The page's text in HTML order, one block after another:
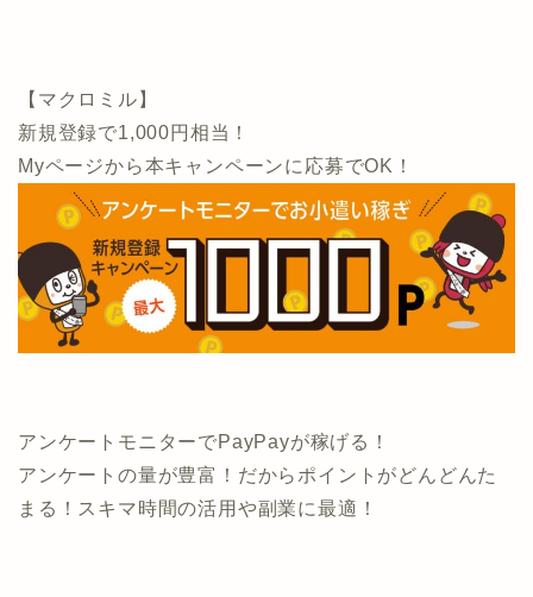
【マクロミル】
新規登録で1,000円相当！
Myページから本キャンペーンに応募でOK！
アンケートモニターでPayPayが稼げる！
アンケートの量が豊富！だからポイントがどんどんた
まる！スキマ時間の活用や副業に最適！